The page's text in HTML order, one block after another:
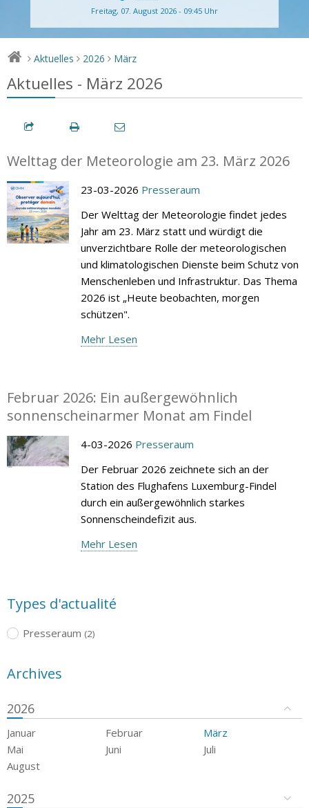
Freitag, 07. August 2026 - 09:45 Uhr
> Aktuelles > 2026 > März
Aktuelles - März 2026
Welttag der Meteorologie am 23. März 2026
23-03-2026 Presseraum
Der Welttag der Meteorologie findet jedes
Jahr am 23. März statt und würdigt die
unverzichtbare Rolle der meteorologischen
und klimatologischen Dienste beim Schutz von
Menschenleben und Infrastruktur. Das Thema
2026 ist „Heute beobachten, morgen
schützen".
Mehr Lesen
Februar 2026: Ein außergewöhnlich
sonnenscheinarmer Monat am Findel
4-03-2026 Presseraum
Der Februar 2026 zeichnete sich an der
Station des Flughafens Luxemburg-Findel
durch ein außergewöhnlich starkes
Sonnenscheindefizit aus.
Mehr Lesen
Types d'actualité
Presseraum (2)
Archives
2026
Januar Februar
März
Mai
Juni
Juli
August
2025